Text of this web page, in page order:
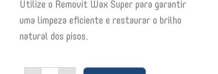
Utilize o Removit Wax Super para garantir
uma limpeza eficiente e restaurar o brilho
natural dos pisos.